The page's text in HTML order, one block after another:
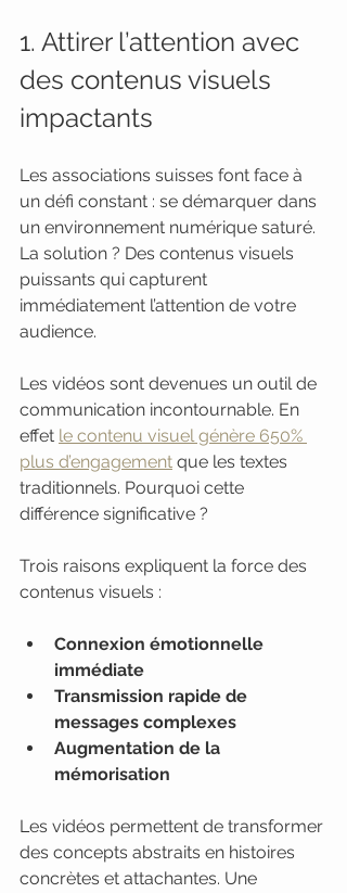
1. Attirer l’attention avec
des contenus visuels
impactants
Les associations suisses font face à
un défi constant : se démarquer dans
un environnement numérique saturé.
La solution ? Des contenus visuels
puissants qui capturent
immédiatement l’attention de votre
audience.
Les vidéos sont devenues un outil de
communication incontournable. En
effet le contenu visuel génère 650%
plus d’engagement que les textes
traditionnels. Pourquoi cette
différence significative ?
Trois raisons expliquent la force des
contenus visuels :
Connexion émotionnelle
immédiate
Transmission rapide de
messages complexes
Augmentation de la
mémorisation
Les vidéos permettent de transformer
des concepts abstraits en histoires
concrètes et attachantes. Une